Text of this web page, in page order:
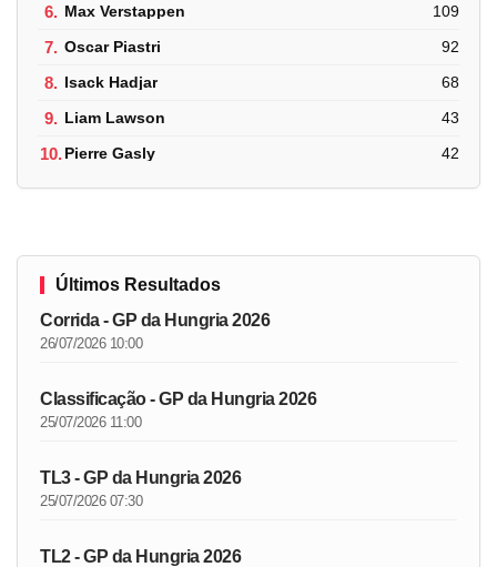
6. Max Verstappen 109
7. Oscar Piastri 92
8. Isack Hadjar 68
9. Liam Lawson 43
10.Pierre Gasly 42
Últimos Resultados
Corrida - GP da Hungria 2026
26/07/2026 10:00
Classificação - GP da Hungria 2026
25/07/2026 11:00
TL3 - GP da Hungria 2026
25/07/2026 07:30
TL2 - GP da Hungria 2026